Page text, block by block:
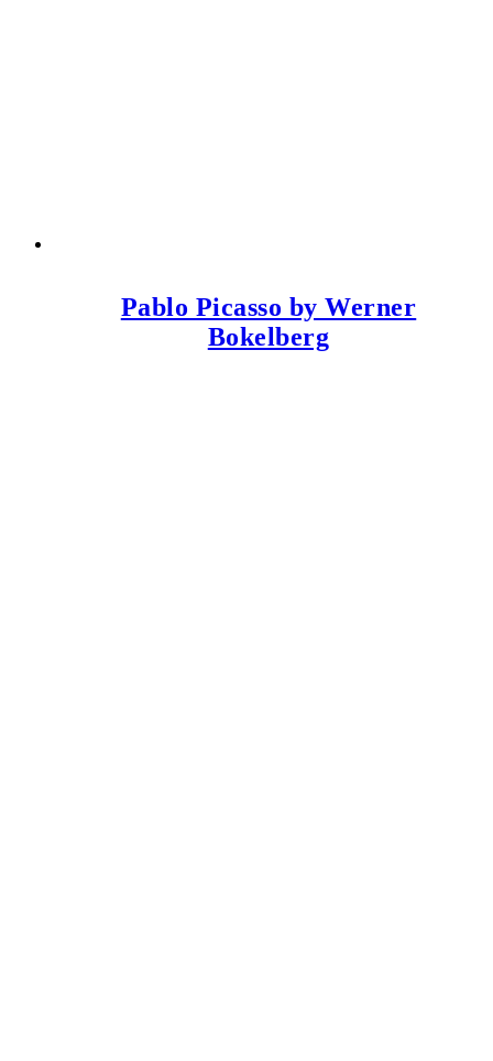
Pablo Picasso by Werner
Bokelberg